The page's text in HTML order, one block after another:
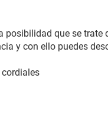
posibilidad que se
y con ello puedes